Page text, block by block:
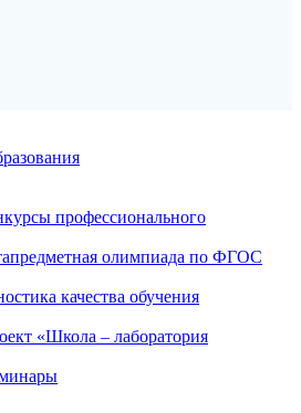
профессионального
олимпиада по ФГОС
качества обучения
«Школа – лаборатория